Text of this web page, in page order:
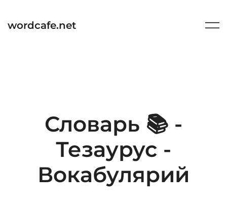
содержимому
wordcafe.net
Словарь 📚 -
Тезаурус -
Вокабулярий